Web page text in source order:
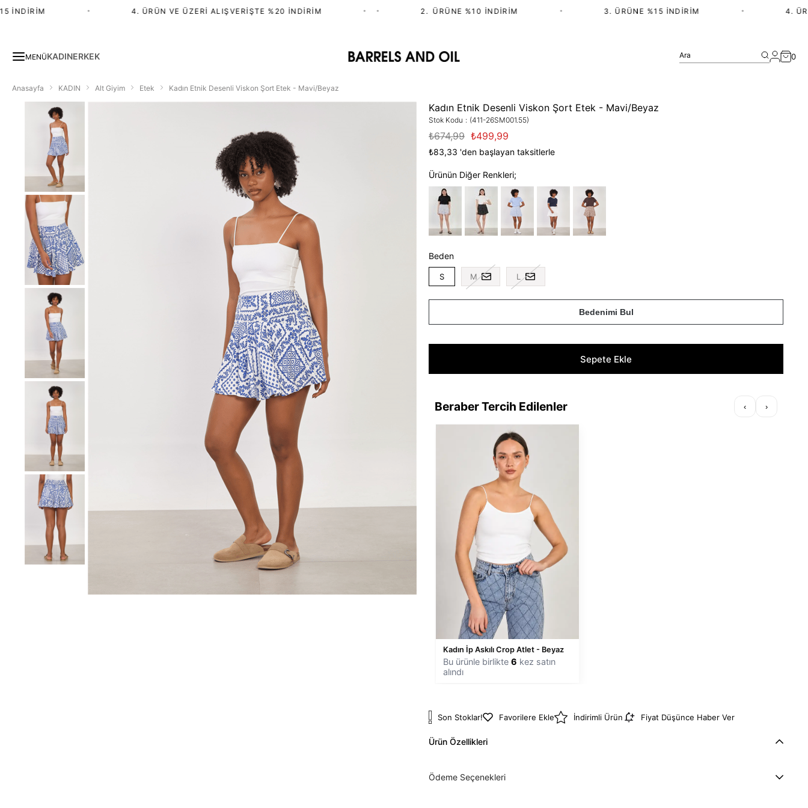
4. ÜRÜN VE ÜZERI ALIŞVERIŞTE %20 İNDIRIM • 2.⁠ ⁠ÜRÜNE %10 İNDIRIM 3. ÜRÜNE %15 İNDIRIM 4.
MENÜKADINERKEK Ara 0
Anasayfa KADIN Alt Giyim Etek Kadın Etnik Desenli Viskon Şort Etek - Mavi/Beyaz
Kadın Etnik Desenli Viskon Şort Etek - Mavi/Beyaz
Stok Kodu (411-26SM001.55)
₺674,99 ₺499,99
₺83,33 'den başlayan taksitlerle
Ürünün Diğer Renkleri;
Beden
S M L
Bedenimi Bul
Beraber Tercih Edilenler ‹ ›
Kadın İp Askılı Crop Atlet - Beyaz
Bu ürünle birlikte 6 kez satın
alındı
Son Stoklar! Favorilere Ekle İndirimli Ürün Fiyat Düşünce Haber Ver
Ürün Özellikleri
Ödeme Seçenekleri